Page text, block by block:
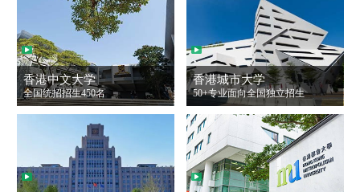
香港中文大学
全国统招招生450名
香港城市大学
50+专业面向全国独立招生